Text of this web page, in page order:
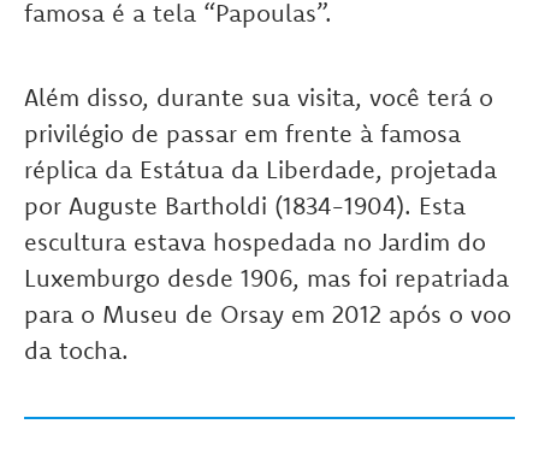
famosa é a tela “Papoulas”.
Além disso, durante sua visita, você terá o
privilégio de passar em frente à famosa
réplica da Estátua da Liberdade, projetada
por Auguste Bartholdi (1834-1904). Esta
escultura estava hospedada no Jardim do
Luxemburgo desde 1906, mas foi repatriada
para o Museu de Orsay em 2012 após o voo
da tocha.